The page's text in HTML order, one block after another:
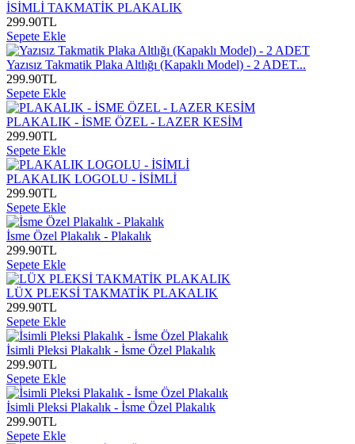
İSİMLİ TAKMATİK PLAKALIK
299.90TL
Sepete Ekle
Yazısız Takmatik Plaka Altlığı (Kapaklı Model) - 2 ADET...
299.90TL
Sepete Ekle
PLAKALIK - İSME ÖZEL - LAZER KESİM
299.90TL
Sepete Ekle
PLAKALIK LOGOLU - İSİMLİ
299.90TL
Sepete Ekle
İsme Özel Plakalık - Plakalık
299.90TL
Sepete Ekle
LÜX PLEKSİ TAKMATİK PLAKALIK
299.90TL
Sepete Ekle
İsimli Pleksi Plakalık - İsme Özel Plakalık
299.90TL
Sepete Ekle
İsimli Pleksi Plakalık - İsme Özel Plakalık
299.90TL
Sepete Ekle